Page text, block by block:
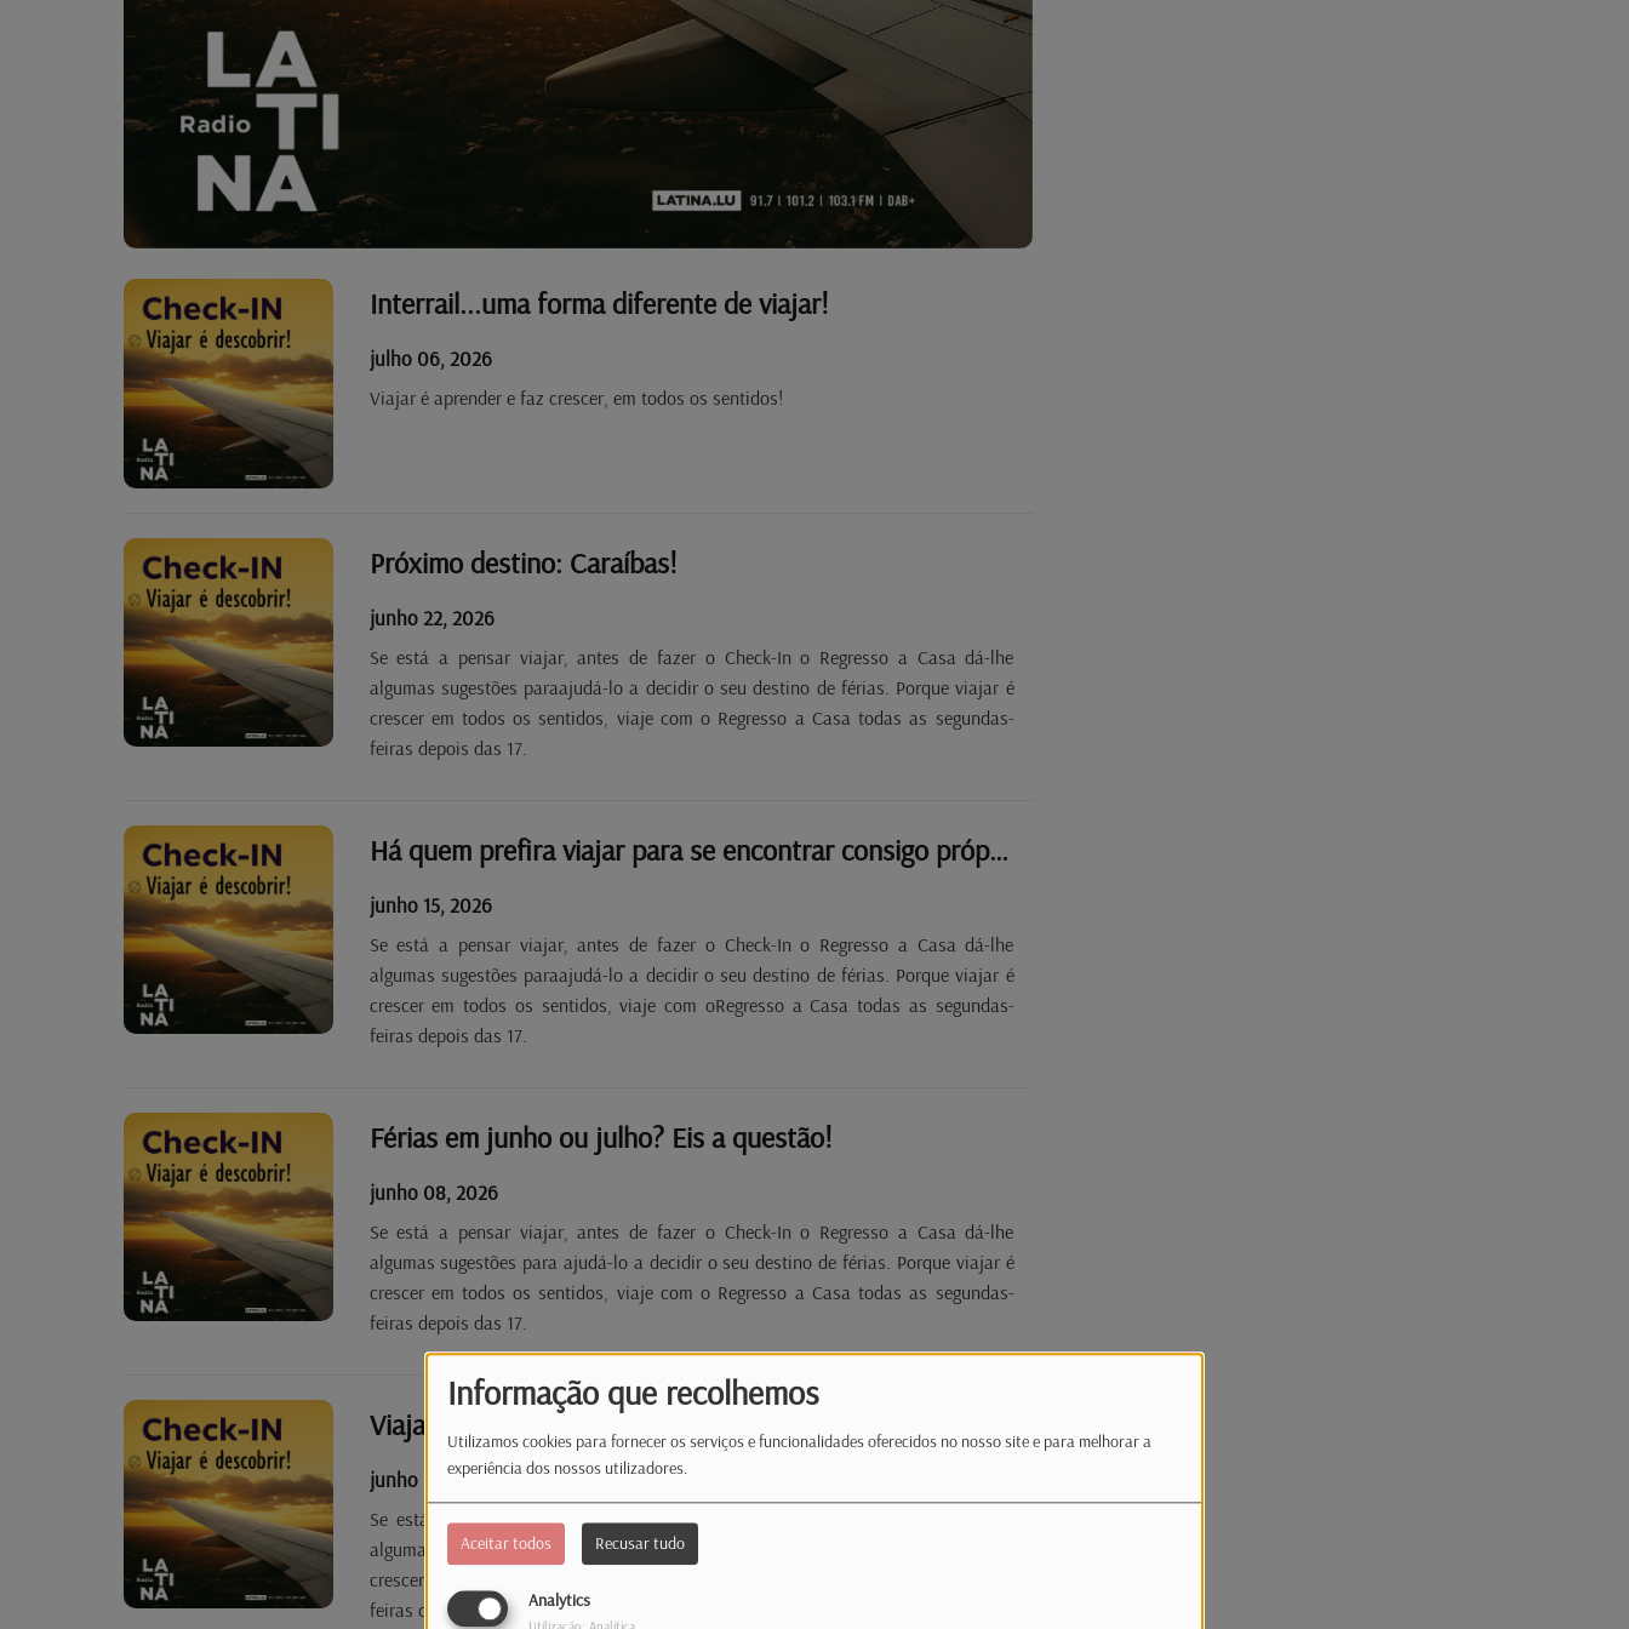
Informação que recolhemos
Utilizamos cookies para fornecer os serviços e funcionalidades oferecidos no nosso site e para melhorar a
experiência dos nossos utilizadores.
Aceitar todos Recusar tudo
Analytics
Interrail...uma forma diferente de viajar!
julho 06, 2026
Viajar é aprender e faz crescer, em todos os sentidos!
Próximo destino: Caraíbas!
junho 22, 2026
Se está a pensar viajar, antes de fazer o Check-In o Regresso a Casa dá-lhe
algumas sugestões paraajudá-lo a decidir o seu destino de férias. Porque viajar é
crescer em todos os sentidos, viaje com o Regresso a Casa todas as segundas-
feiras depois das 17.
Há quem prefira viajar para se encontrar consigo próprio!
junho 15, 2026
Se está a pensar viajar, antes de fazer o Check-In o Regresso a Casa dá-lhe
algumas sugestões paraajudá-lo a decidir o seu destino de férias. Porque viajar é
crescer em todos os sentidos, viaje com oRegresso a Casa todas as segundas-
feiras depois das 17.
Férias em junho ou julho? Eis a questão!
junho 08, 2026
Se está a pensar viajar, antes de fazer o Check-In o Regresso a Casa dá-lhe
algumas sugestões para ajudá-lo a decidir o seu destino de férias. Porque viajar é
crescer em todos os sentidos, viaje com o Regresso a Casa todas as segundas-
feiras depois das 17.
junho 01, 2026
Se está a pensar viajar, antes de fazer o Check-In o Regresso a Casa dá-lhe
algumas sugestões para ajudá-lo a decidir o seu destino de férias. Porque viajar é
crescer em todos os sentidos, viaje com o Regresso a Casa todas as segundas-
feiras depois das 17.